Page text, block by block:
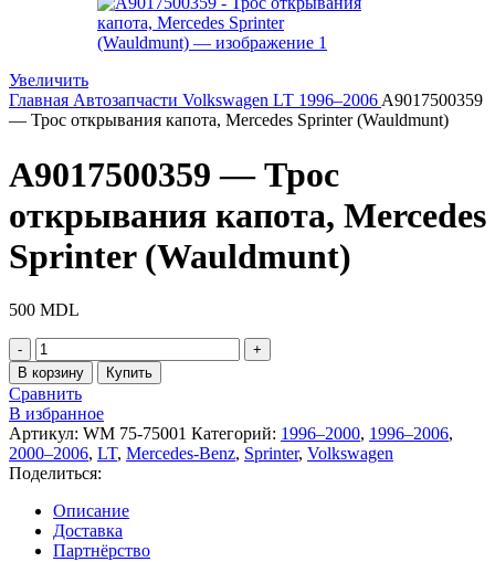
Увеличить
Главная Автозапчасти Volkswagen LT 1996–2006A9017500359
— Трос открывания капота, Mercedes Sprinter (Wauldmunt)
A9017500359 — Трос
открывания капота, Mercedes
Sprinter (Wauldmunt)
500 MDL
Количество
товара
A9017500359
-
Трос
открывания
капота,
Mercedes
Sprinter
(Wauldmunt)
В корзину Купить
Сравнить
В избранное
Артикул: WM 75-75001 Категорий: 1996–2000, 1996–2006,
2000–2006, LT, Mercedes-Benz, Sprinter, Volkswagen
Поделиться:
Описание
Доставка
Партнёрство